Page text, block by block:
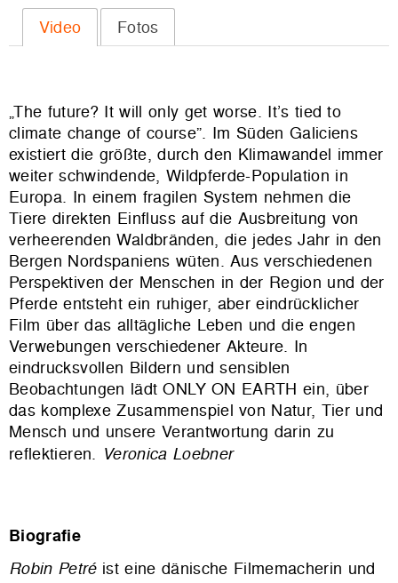
Video Fotos
„The future? It will only get worse. It’s tied to
climate change of course”. Im Süden Galiciens
existiert die größte, durch den Klimawandel immer
weiter schwindende, Wildpferde-Population in
Europa. In einem fragilen System nehmen die
Tiere direkten Einfluss auf die Ausbreitung von
verheerenden Waldbränden, die jedes Jahr in den
Bergen Nordspaniens wüten. Aus verschiedenen
Perspektiven der Menschen in der Region und der
Pferde entsteht ein ruhiger, aber eindrücklicher
Film über das alltägliche Leben und die engen
Verwebungen verschiedener Akteure. In
eindrucksvollen Bildern und sensiblen
Beobachtungen lädt ONLY ON EARTH ein, über
das komplexe Zusammenspiel von Natur, Tier und
Mensch und unsere Verantwortung darin zu
reflektieren. Veronica Loebner
Biografie
Robin Petréist eine dänische Filmemacherin und